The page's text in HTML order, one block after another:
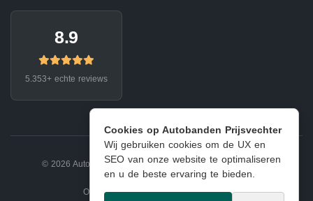
Cookies op Autobanden Prijsvechter
Wij gebruiken cookies om de UX en
SEO van onze website te optimaliseren
en u de beste ervaring te bieden.
8.9
5.353+ echte reviews
© 2026 Autobanden Prijsvechter. Privacy | Voorwaarden
Onderdeel van EJ Banden Oosterhout